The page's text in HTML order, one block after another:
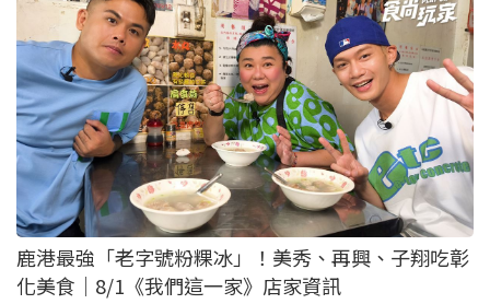
鹿港最強「老字號粉粿冰」！美秀、再興、子翔吃彰
化美食｜8/1《我們這一家》店家資訊